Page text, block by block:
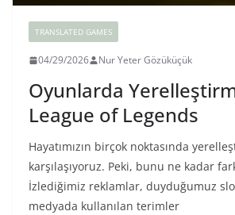
TRANSLATED GAMES
04/29/2026 Nur Yeter Gözüküçük
Oyunlarda
League of Legends
Hayatımızın birçok noktasında
karşılaşıyoruz. Peki, bunu ne kadar
İzlediğimiz reklamlar, duyduğumuz
medyada kullanılan terimler